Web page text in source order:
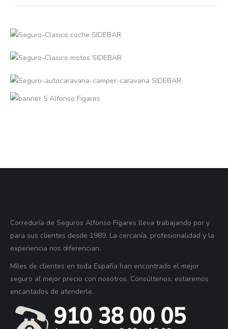
Correduría de Seguros Alfonso Fígares lleva trabajando por y
para sus clientes desde 1989. La cercanía, profesionalidad y la
experiencia nos diferencian.
Miles de clientes en toda España han encontrado el mejor
seguro al mejor precio con nosotros. Consúltenos, estaremos
encantados de atenderle.